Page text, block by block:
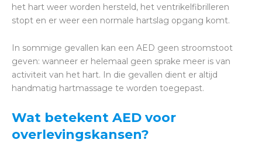
het hart weer worden hersteld, het ventrikelfibrilleren
stopt en er weer een normale hartslag opgang komt.
In sommige gevallen kan een AED geen stroomstoot
geven: wanneer er helemaal geen sprake meer is van
activiteit van het hart. In die gevallen dient er altijd
handmatig hartmassage te worden toegepast.
Wat betekent AED voor
overlevingskansen?